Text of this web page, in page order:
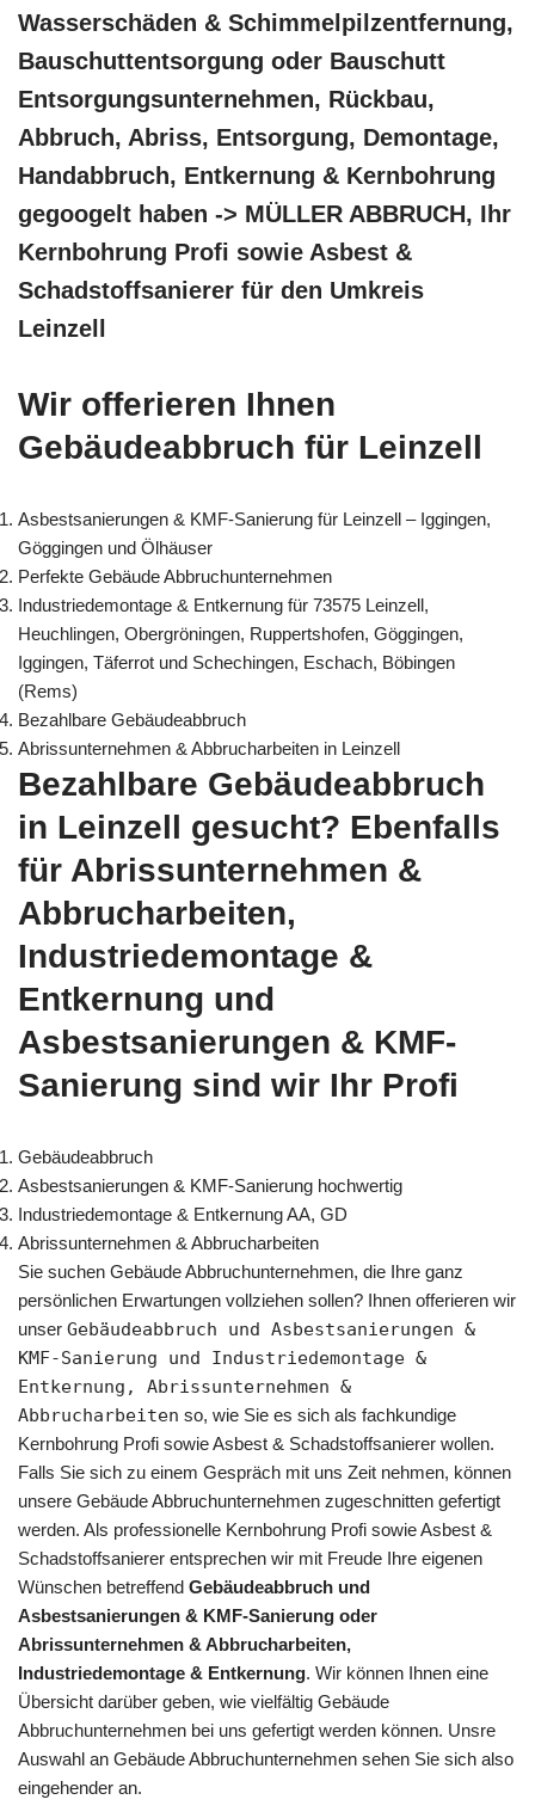
Wasserschäden & Schimmelpilzentfernung,
Bauschuttentsorgung oder Bauschutt
Entsorgungsunternehmen, Rückbau,
Abbruch, Abriss, Entsorgung, Demontage,
Handabbruch, Entkernung & Kernbohrung
gegoogelt haben -> MÜLLER ABBRUCH, Ihr
Kernbohrung Profi sowie Asbest &
Schadstoffsanierer für den Umkreis
Leinzell
Wir offerieren Ihnen
Gebäudeabbruch für Leinzell
Asbestsanierungen & KMF-Sanierung für Leinzell – Iggingen,
Göggingen und Ölhäuser
Perfekte Gebäude Abbruchunternehmen
Industriedemontage & Entkernung für 73575 Leinzell,
Heuchlingen, Obergröningen, Ruppertshofen, Göggingen,
Iggingen, Täferrot und Schechingen, Eschach, Böbingen
(Rems)
Bezahlbare Gebäudeabbruch
Abrissunternehmen & Abbrucharbeiten in Leinzell
Bezahlbare Gebäudeabbruch
in Leinzell gesucht? Ebenfalls
für Abrissunternehmen &
Abbrucharbeiten,
Industriedemontage &
Entkernung und
Asbestsanierungen & KMF-
Sanierung sind wir Ihr Profi
Gebäudeabbruch
Asbestsanierungen & KMF-Sanierung hochwertig
Industriedemontage & Entkernung AA, GD
Abrissunternehmen & Abbrucharbeiten
Sie suchen Gebäude Abbruchunternehmen, die Ihre ganz
persönlichen Erwartungen vollziehen sollen? Ihnen offerieren wir
unser Gebäudeabbruch und Asbestsanierungen &
KMF-Sanierung und Industriedemontage &
Entkernung, Abrissunternehmen &
Abbrucharbeiten so, wie Sie es sich als fachkundige
Kernbohrung Profi sowie Asbest & Schadstoffsanierer wollen.
Falls Sie sich zu einem Gespräch mit uns Zeit nehmen, können
unsere Gebäude Abbruchunternehmen zugeschnitten gefertigt
werden. Als professionelle Kernbohrung Profi sowie Asbest &
Schadstoffsanierer entsprechen wir mit Freude Ihre eigenen
Wünschen betreffend Gebäudeabbruch und
Asbestsanierungen & KMF-Sanierung oder
Abrissunternehmen & Abbrucharbeiten,
Industriedemontage & Entkernung. Wir können Ihnen eine
Übersicht darüber geben, wie vielfältig Gebäude
Abbruchunternehmen bei uns gefertigt werden können. Unsre
Auswahl an Gebäude Abbruchunternehmen sehen Sie sich also
eingehender an.